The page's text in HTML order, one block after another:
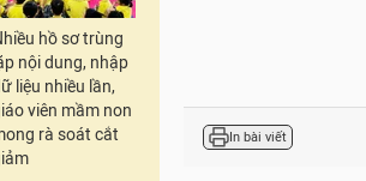
hồ sơ trùng
nội dung, nhập
liệu nhiều lần,
viên mầm non
rà soát cắt
THPT Nguyễn Thái